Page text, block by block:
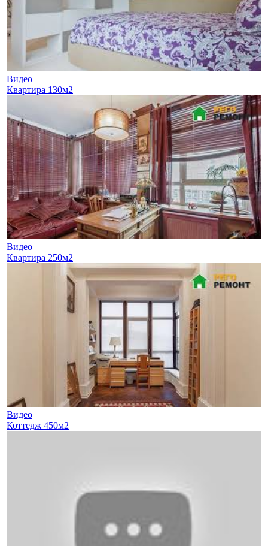
Видео
Квартира 130м2
Видео
Квартира 250м2
Видео
Коттедж 450м2